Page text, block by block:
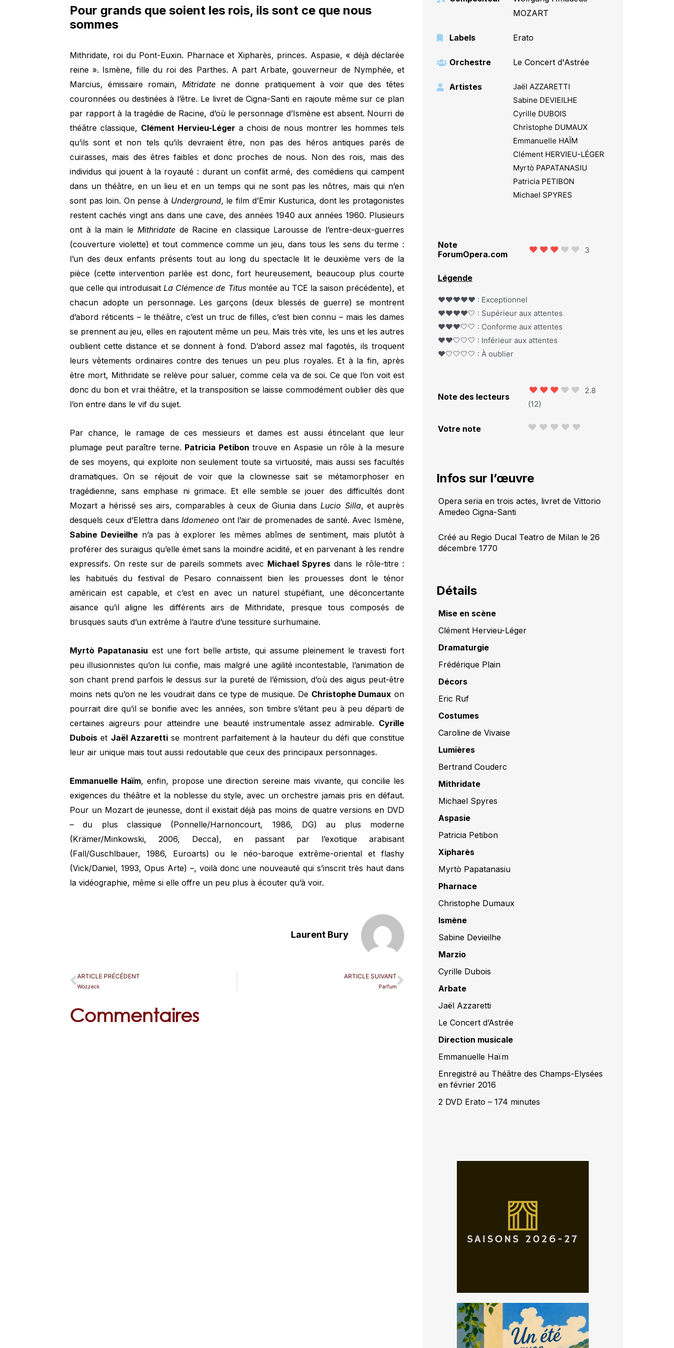
Pour grands que soient les rois, ils sont ce que nous
sommes
Mithridate, roi du Pont-Euxin. Pharnace et Xipharès, princes. Aspasie, « déjà déclarée
reine ». Ismène, fille du roi des Parthes. A part Arbate, gouverneur de Nymphée, et
Marcius, émissaire romain,Mitridate ne donne pratiquement à voir que des têtes
couronnées ou destinées à l’être. Le livret de Cigna-Santi en rajoute même sur ce plan
par rapport à la tragédie de Racine, d’où le personnage d’Ismène est absent. Nourri de
théâtre classique, Clément Hervieu-Léger a choisi de nous montrer les hommes tels
qu’ils sont et non tels qu’ils devraient être, non pas des héros antiques parés de
cuirasses, mais des êtres faibles et donc proches de nous. Non des rois, mais des
individus qui jouent à la royauté : durant un conflit armé, des comédiens qui campent
dans un théâtre, en un lieu et en un temps qui ne sont pas les nôtres, mais qui n’en
sont pas loin. On pense à Underground, le film d’Emir Kusturica, dont les protagonistes
restent cachés vingt ans dans une cave, des années 1940 aux années 1960. Plusieurs
ont à la main le Mithridatede Racine en classique Larousse de l’entre-deux-guerres
(couverture violette) et tout commence comme un jeu, dans tous les sens du terme :
l’un des deux enfants présents tout au long du spectacle lit le deuxième vers de la
pièce (cette intervention parlée est donc, fort heureusement, beaucoup plus courte
que celle qui introduisaitLa Clémence de Titusmontée au TCE la saison précédente), et
chacun adopte un personnage. Les garçons (deux blessés de guerre) se montrent
d’abord réticents – le théâtre, c’est un truc de filles, c’est bien connu – mais les dames
se prennent au jeu, elles en rajoutent même un peu. Mais très vite, les uns et les autres
oublient cette distance et se donnent à fond. D’abord assez mal fagotés, ils troquent
leurs vêtements ordinaires contre des tenues un peu plus royales. Et à la fin, après
être mort, Mithridate se relève pour saluer, comme cela va de soi. Ce que l’on voit est
donc du bon et vrai théâtre, et la transposition se laisse commodément oublier dès que
l’on entre dans le vif du sujet.
Par chance, le ramage de ces messieurs et dames est aussi étincelant que leur
plumage peut paraître terne. Patricia Petibon trouve en Aspasie un rôle à la mesure
de ses moyens, qui exploite non seulement toute sa virtuosité, mais aussi ses facultés
dramatiques. On se réjouit de voir que la clownesse sait se métamorphoser en
tragédienne, sans emphase ni grimace. Et elle semble se jouer des difficultés dont
Mozart a hérissé ses airs, comparables à ceux de Giunia dansLucio Silla, et auprès
desquels ceux d’Elettra dansIdomeneo ont l’air de promenades de santé. Avec Ismène,
Sabine Devieilhe n’a pas à explorer les mêmes abîmes de sentiment, mais plutôt à
proférer des suraigus qu’elle émet sans la moindre acidité, et en parvenant à les rendre
expressifs. On reste sur de pareils sommets avec Michael Spyres dans le rôle-titre :
les habitués du festival de Pesaro connaissent bien les prouesses dont le ténor
américain est capable, et c’est en avec un naturel stupéfiant, une déconcertante
aisance qu’il aligne les différents airs de Mithridate, presque tous composés de
brusques sauts d’un extrême à l’autre d’une tessiture surhumaine.
Myrtò Papatanasiu est une fort belle artiste, qui assume pleinement le travesti fort
peu illusionnistes qu’on lui confie, mais malgré une agilité incontestable, l’animation de
son chant prend parfois le dessus sur la pureté de l’émission, d’où des aigus peut-être
moins nets qu’on ne les voudrait dans ce type de musique. De Christophe Dumaux on
pourrait dire qu’il se bonifie avec les années, son timbre s’étant peu à peu départi de
certaines aigreurs pour atteindre une beauté instrumentale assez admirable. Cyrille
Dubois et Jaël Azzarettise montrent parfaitement à la hauteur du défi que constitue
leur air unique mais tout aussi redoutable que ceux des principaux personnages.
Emmanuelle Haïm, enfin, propose une direction sereine mais vivante, qui concilie les
exigences du théâtre et la noblesse du style, avec un orchestre jamais pris en défaut.
Pour un Mozart de jeunesse, dont il existait déjà pas moins de quatre versions en DVD
– du plus classique (Ponnelle/Harnoncourt, 1986, DG) au plus moderne
(Krämer/Minkowski, 2006, Decca), en passant par l’exotique arabisant
(Fall/Guschlbauer, 1986, Euroarts) ou le néo-baroque extrême-oriental et flashy
(Vick/Daniel, 1993, Opus Arte) –, voilà donc une nouveauté qui s’inscrit très haut dans
la vidéographie, même si elle offre un peu plus à écouter qu’à voir.
Laurent Bury
ARTICLE PRÉCÉDENT
Wozzeck
ARTICLE SUIVANT
Parfum
Commentaires
MOZART
Labels Erato
Orchestre Le Concert d'Astrée
Artistes
Jaël AZZARETTI
Sabine DEVIEILHE
Cyrille DUBOIS
Christophe DUMAUX
Emmanuelle HAÏM
Clément HERVIEU-LÉGER
Myrtò PAPATANASIU
Patricia PETIBON
Michael SPYRES
Note
ForumOpera.com
3
Légende
❤️❤️❤️❤️❤️ : Exceptionnel
❤️❤️❤️❤️🤍 : Supérieur aux attentes
❤️❤️❤️🤍🤍 : Conforme aux attentes
❤️❤️🤍🤍🤍 : Inférieur aux attentes
❤️🤍🤍🤍🤍 : À oublier
Note des lecteurs
2.8
(12)
Votre note
Infos sur l’œuvre
Opera seria en trois actes, livret de Vittorio
Amedeo Cigna-Santi
Créé au Regio Ducal Teatro de Milan le 26
décembre 1770
Détails
Mise en scène
Clément Hervieu-Léger
Dramaturgie
Frédérique Plain
Décors
Eric Ruf
Costumes
Caroline de Vivaise
Lumières
Bertrand Couderc
Mithridate
Michael Spyres
Aspasie
Patricia Petibon
Xipharès
Myrtò Papatanasiu
Pharnace
Christophe Dumaux
Ismène
Sabine Devieilhe
Marzio
Cyrille Dubois
Arbate
Jaël Azzaretti
Le Concert d’Astrée
Direction musicale
Emmanuelle Haïm
Enregistré au Théâtre des Champs-Elysées
en février 2016
2 DVD Erato – 174 minutes